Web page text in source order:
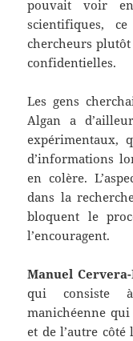
pouvait voir
scientifiques,
chercheurs
confidentielles.
Les gens
Algan a
expérimentaux,
d’informations
en colère.
dans la
bloquent le
l’encouragent.
Manuel
qui consiste
manichéenne qui
et de l’autre